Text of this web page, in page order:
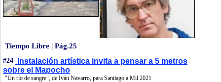
Tiempo Libre | Pág.25
#24
Instalación artística invita a pensar a 5 metros
sobre el Mapocho
"Un río de sangre", de Iván Navarro, para Santiago a Mil 2021